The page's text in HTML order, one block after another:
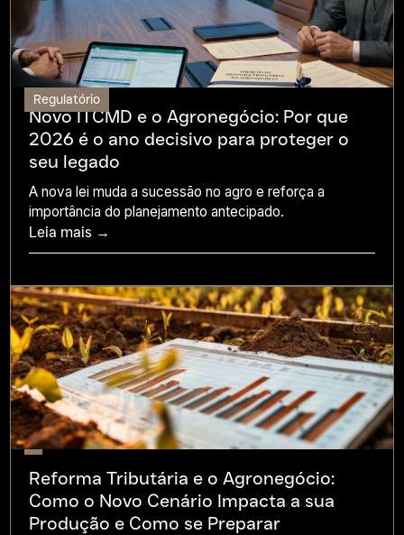
Regulatório
Novo ITCMD e o Agronegócio: Por que
2026 é o ano decisivo para proteger o
seu legado
A nova lei muda a sucessão no agro e reforça a
importância do planejamento antecipado.
Leia mais →
Reforma Tributária e o Agronegócio:
Como o Novo Cenário Impacta a sua
Produção e Como se Preparar